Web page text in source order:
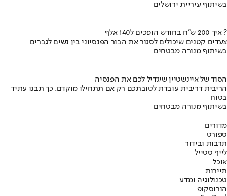
בשיתוף עיריית ירושלים
איך 200 ש"ח בחודש הופכים ל140 אלף ?
צעדים קטנים שיכולים לסגור את הבור הפנסיוני בין נשים לגברים
בשיתוף מנורה מבטחים
הסוד של איינשטיין שיגדיל לכם את הפנסיה
הריבית דריבית עובדת לטובתכם רק אם תתחילו מוקדם. כך תבנו עתיד
בטוח
בשיתוף מנורה מבטחים
מדורים
ספורט
תרבות ובידור
לייף סטייל
אוכל
תיירות
טכנולוגיה ומדע
הורוסקופ